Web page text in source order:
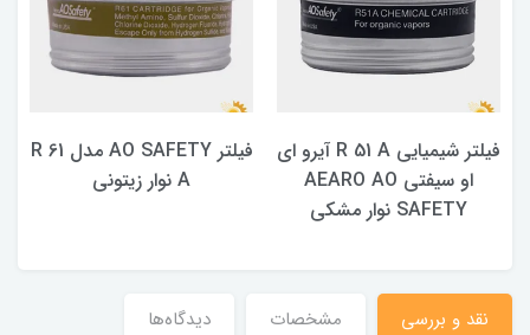
فیلتر شیمیایی R 51 A آیرو ای
او سیفتی AEARO AO
SAFETY نوار مشکی
فیلتر AO SAFETY مدل R 61
A نوار زیتونی
نقد و بررسی مشخصات دیدگاه‌ها